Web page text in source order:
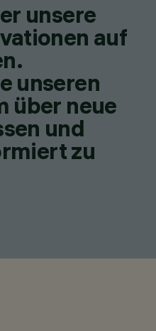
unsere
auf
unseren
über neue
und
zu